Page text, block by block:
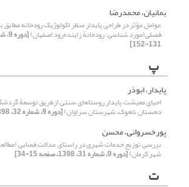
بمانیان، محمدرضا
عوامل مؤثر در طراحی پایدار منظر اکولوژیک رودخانه
فصلی(مورد شناسی: رودخانۀ زاینده‌‌رود اصفهان)
131-152]
پ
پایدار، ابوذر
احیای معیشت پایدار روستاهای سنتی ازطریق توسعۀ
دهستان ناهوک، شهرستان سراوان)[دوره 9، شماره 32، 1398، صفحه 59-78]
پورخسروانی، محسن‌
بررسی توزیع خدمات شهری در راستای عدالت فضایی
شهر کرمان)[دوره 9، شماره 31، 1398، صفحه 15-34]
ت